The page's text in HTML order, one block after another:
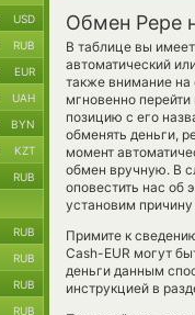
Обмен Pepe
В таблице вы
автоматический
также внимание на
мгновенно
позицию с его
обменять деньги,
момент
обмен вручную. В
оповестить нас
установим
Примите к
Cash-EUR могут
деньги данным
инструкцией в
USD
RUB
EUR
UAH
BYN
KZT
RUB
RUB
RUB
RUB
RUB